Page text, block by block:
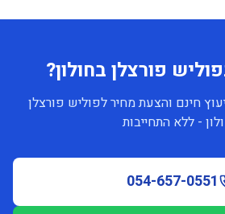
פורצלן בחולון?
חינם והצעת מחיר לפוליש פורצלן
- ללא התחייבות
054-657-0551